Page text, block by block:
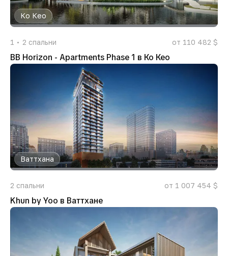
Ко Кео
1 2 спальни от 110 482 $
BB Horizon - Apartments Phase 1 в Ко Кео
Ваттхана
2 спальни от 1 007 454 $
Khun by Yoo в Ваттхане